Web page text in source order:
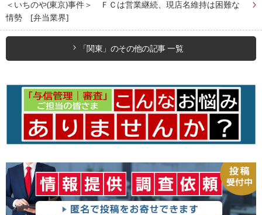
＜いちのや(東京)事件＞ ＦＣは営業継続、現店名維持は困難な
情勢 [弁当業界]
「関東」のその他の記事 一覧